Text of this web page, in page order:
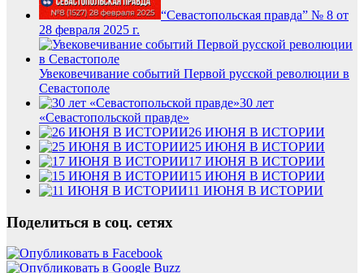
“Севастопольская правда” № 8 от
28 февраля 2025 г.
Увековечивание событий Первой русской революции в
Севастополе
30 лет
«Севастопольской правде»
26 ИЮНЯ В ИСТОРИИ
25 ИЮНЯ В ИСТОРИИ
17 ИЮНЯ В ИСТОРИИ
15 ИЮНЯ В ИСТОРИИ
11 ИЮНЯ В ИСТОРИИ
Поделиться в соц. сетях